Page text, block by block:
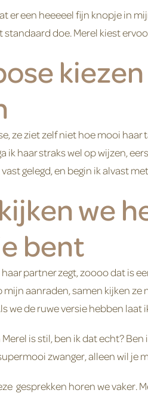
er een heeeeel fijn knopje in
doe. Merel kiest
ze ziet zelf niet hoe mooi
ik haar straks wel op wijzen,
gelegd, en begin ik alvast
we
bent
partner zegt, zoooo dat is
aanraden, samen kijken
we de ruwe versie hebben laat
is stil, ben ik dat echt?
zwanger, alleen wil je
gesprekken horen we vaker.